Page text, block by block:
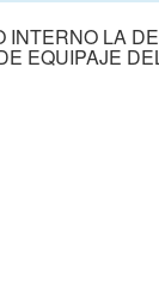
LA
EQUIPAJE